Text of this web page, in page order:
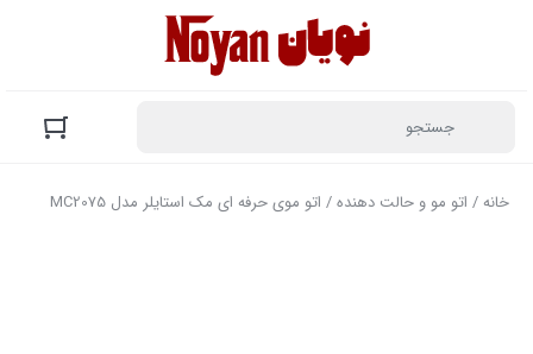
خانه/ اتو مو و حالت دهنده/ اتو موی حرفه ای مک استایلر مدل MC2075